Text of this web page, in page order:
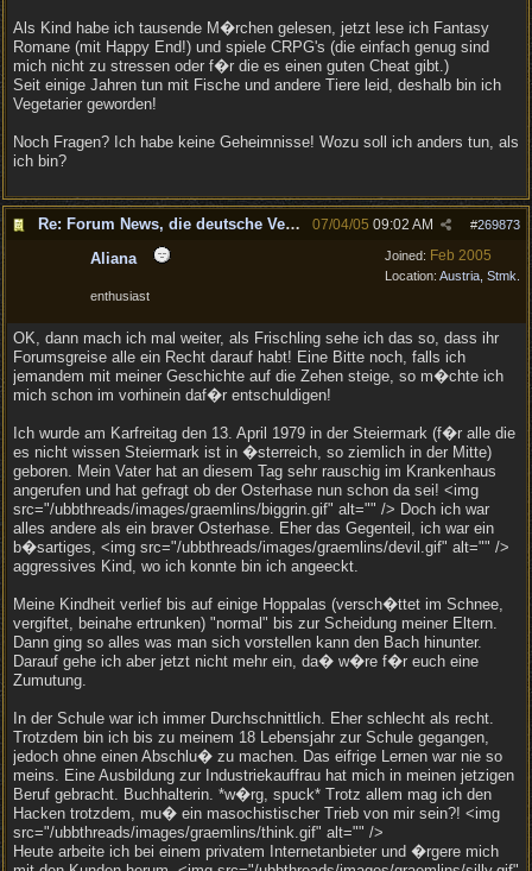
Als Kind habe ich tausende M�rchen gelesen, jetzt lese ich Fantasy
Romane (mit Happy End!) und spiele CRPG's (die einfach genug sind
mich nicht zu stressen oder f�r die es einen guten Cheat gibt.)
Seit einige Jahren tun mit Fische und andere Tiere leid, deshalb bin ich
Vegetarier geworden!
Noch Fragen? Ich habe keine Geheimnisse! Wozu soll ich anders tun, als
ich bin?
Re: Forum News, die deutsche Version. #269873
07/04/05 09:02 AM
Joined: Feb 2005
Location: Austria, Stmk.
Aliana
enthusiast
OK, dann mach ich mal weiter, als Frischling sehe ich das so, dass ihr
Forumsgreise alle ein Recht darauf habt! Eine Bitte noch, falls ich
jemandem mit meiner Geschichte auf die Zehen steige, so m�chte ich
mich schon im vorhinein daf�r entschuldigen!
Ich wurde am Karfreitag den 13. April 1979 in der Steiermark (f�r alle die
es nicht wissen Steiermark ist in �sterreich, so ziemlich in der Mitte)
geboren. Mein Vater hat an diesem Tag sehr rauschig im Krankenhaus
angerufen und hat gefragt ob der Osterhase nun schon da sei! <img
src="/ubbthreads/images/graemlins/biggrin.gif" alt="" /> Doch ich war
alles andere als ein braver Osterhase. Eher das Gegenteil, ich war ein
b�sartiges, <img src="/ubbthreads/images/graemlins/devil.gif" alt="" />
aggressives Kind, wo ich konnte bin ich angeeckt.
Meine Kindheit verlief bis auf einige Hoppalas (versch�ttet im Schnee,
vergiftet, beinahe ertrunken) "normal" bis zur Scheidung meiner Eltern.
Dann ging so alles was man sich vorstellen kann den Bach hinunter.
Darauf gehe ich aber jetzt nicht mehr ein, da� w�re f�r euch eine
Zumutung.
In der Schule war ich immer Durchschnittlich. Eher schlecht als recht.
Trotzdem bin ich bis zu meinem 18 Lebensjahr zur Schule gegangen,
jedoch ohne einen Abschlu� zu machen. Das eifrige Lernen war nie so
meins. Eine Ausbildung zur Industriekauffrau hat mich in meinen jetzigen
Beruf gebracht. Buchhalterin. *w�rg, spuck* Trotz allem mag ich den
Hacken trotzdem, mu� ein masochistischer Trieb von mir sein?! <img
src="/ubbthreads/images/graemlins/think.gif" alt="" />
Heute arbeite ich bei einem privatem Internetanbieter und �rgere mich